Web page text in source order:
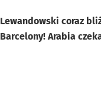
Lewandowski coraz
Barcelony! Arabia